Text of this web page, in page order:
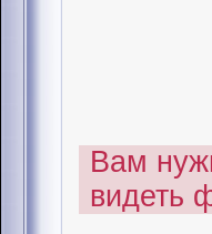
Вам
видеть